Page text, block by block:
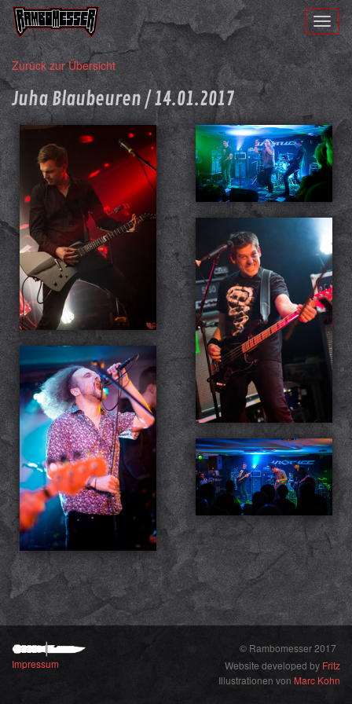
Zurück zur Übersicht
Juha Blaubeuren / 14.01.2017
Impressum
© Rambomesser 2017
Website developed by Fritz
Illustrationen von Marc Kohn